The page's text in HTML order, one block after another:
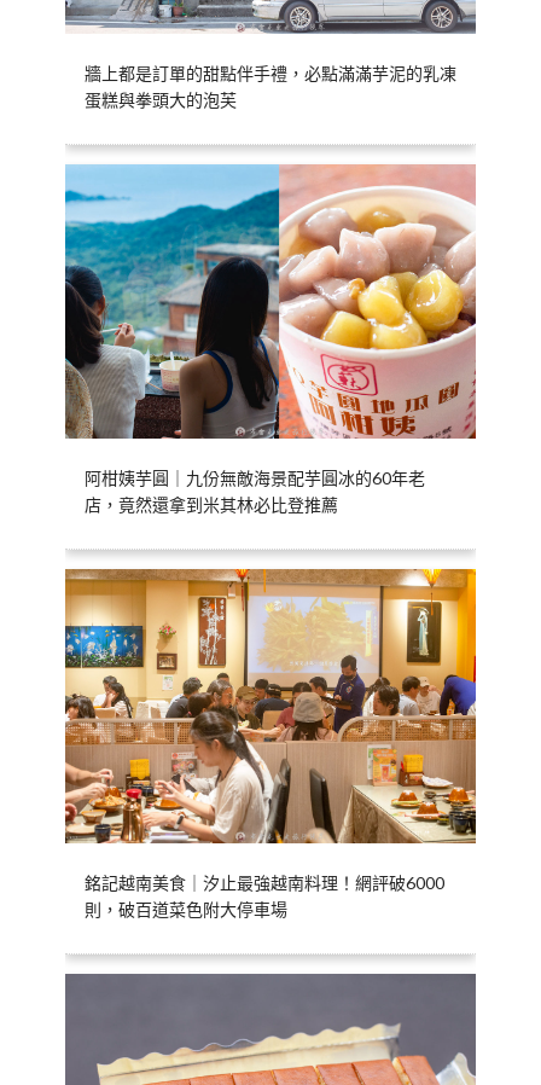
牆上都是訂單的甜點伴手禮，必點滿滿芋泥的乳凍
蛋糕與拳頭大的泡芙
阿柑姨芋圓｜九份無敵海景配芋圓冰的60年老
店，竟然還拿到米其林必比登推薦
銘記越南美食｜汐止最強越南料理！網評破6000
則，破百道菜色附大停車場